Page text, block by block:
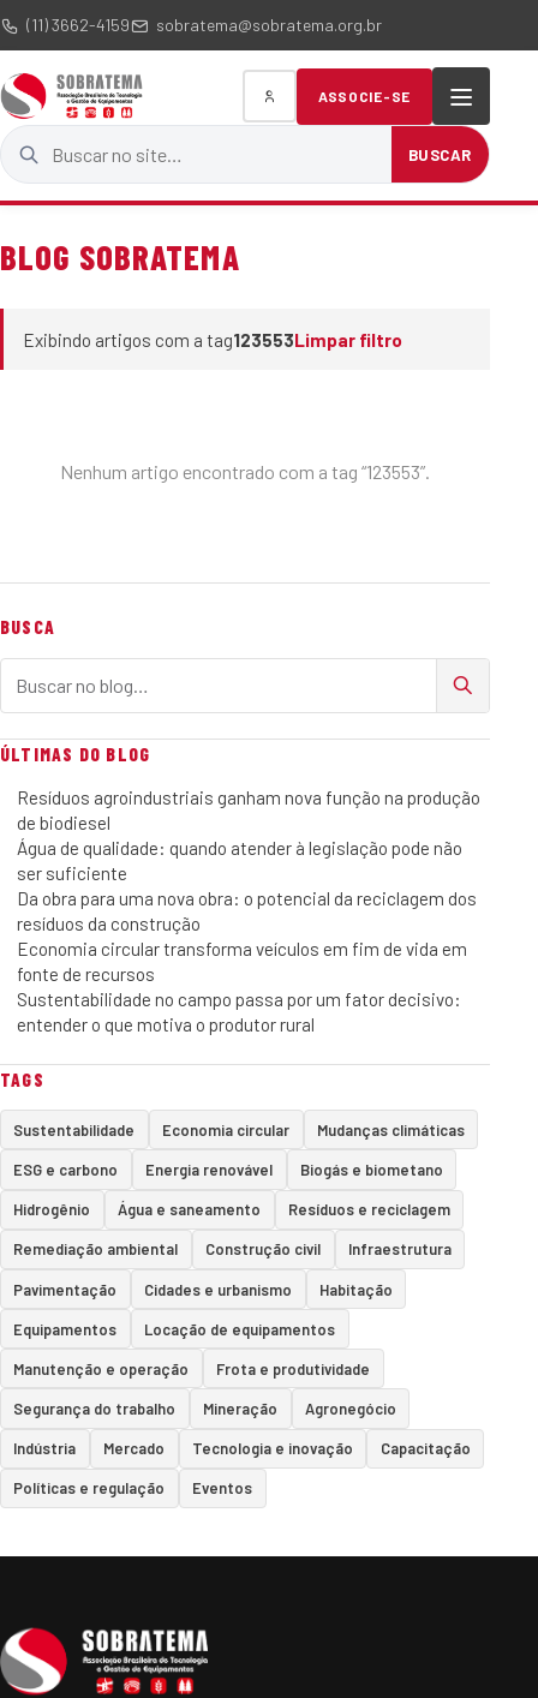
(11) 3662-4159 sobratema@sobratema.org.br
Buscar no site
BUSCAR
ASSOCIE-SE
BLOG SOBRATEMA
Exibindo artigos com a tag123553Limpar filtro
Nenhum artigo encontrado com a tag “123553”.
BUSCA
ÚLTIMAS DO BLOG
Resíduos agroindustriais ganham nova função na produção
de biodiesel
Água de qualidade: quando atender à legislação pode não
ser suficiente
Da obra para uma nova obra: o potencial da reciclagem dos
resíduos da construção
Economia circular transforma veículos em fim de vida em
fonte de recursos
Sustentabilidade no campo passa por um fator decisivo:
entender o que motiva o produtor rural
TAGS
Sustentabilidade Economia circular Mudanças climáticas
ESG e carbono Energia renovável Biogás e biometano
Hidrogênio Água e saneamento Resíduos e reciclagem
Remediação ambiental Construção civil Infraestrutura
Pavimentação Cidades e urbanismo Habitação
Equipamentos Locação de equipamentos
Manutenção e operação Frota e produtividade
Segurança do trabalho Mineração Agronegócio
Indústria Mercado Tecnologia e inovação Capacitação
Políticas e regulação Eventos